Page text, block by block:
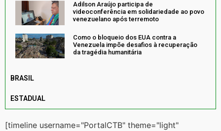
Adilson Araújo participa de
videoconferência em solidariedade ao povo
venezuelano após terremoto
Como o bloqueio dos EUA contra a
Venezuela impõe desafios à recuperação
da tragédia humanitária
BRASIL
ESTADUAL
[timeline username="PortalCTB" theme="light"